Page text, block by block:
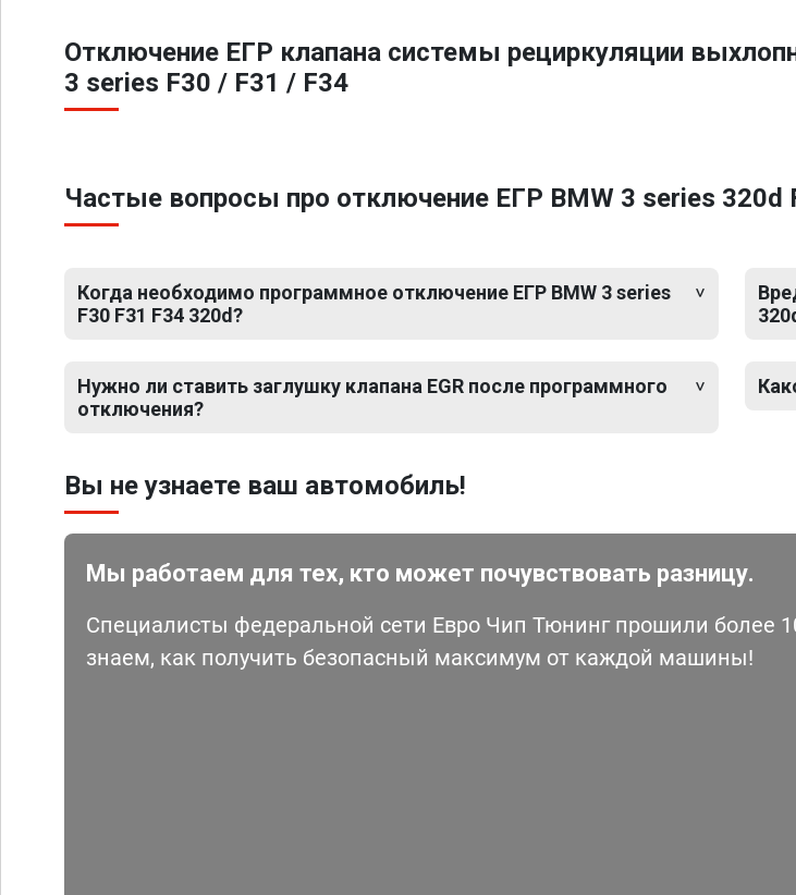
Отключение ЕГР клапана системы рециркуляции
3 series F30 / F31 / F34
Частые вопросы про отключение ЕГР BMW 3 series 320d
Когда необходимо программное отключение ЕГР BMW 3 series
F30 F31 F34 320d?
Нужно ли ставить заглушку клапана EGR после программного
отключения?
Вы не узнаете ваш автомобиль!
Мы работаем для тех, кто может почувствовать разницу.
Специалисты федеральной сети Евро Чип Тюнинг прошили более
знаем, как получить безопасный максимум от каждой машины!